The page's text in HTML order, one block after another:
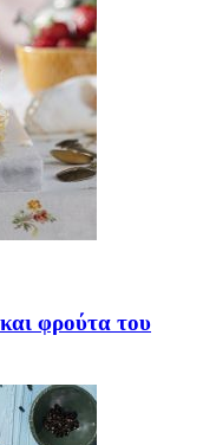
φρούτα του